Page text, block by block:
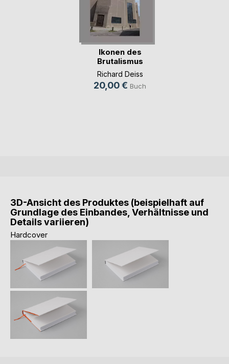
Ikonen des
Brutalismus
Richard Deiss
20,00 € Buch
3D-Ansicht des Produktes (beispielhaft auf
Grundlage des Einbandes, Verhältnisse und
Details variieren)
Hardcover